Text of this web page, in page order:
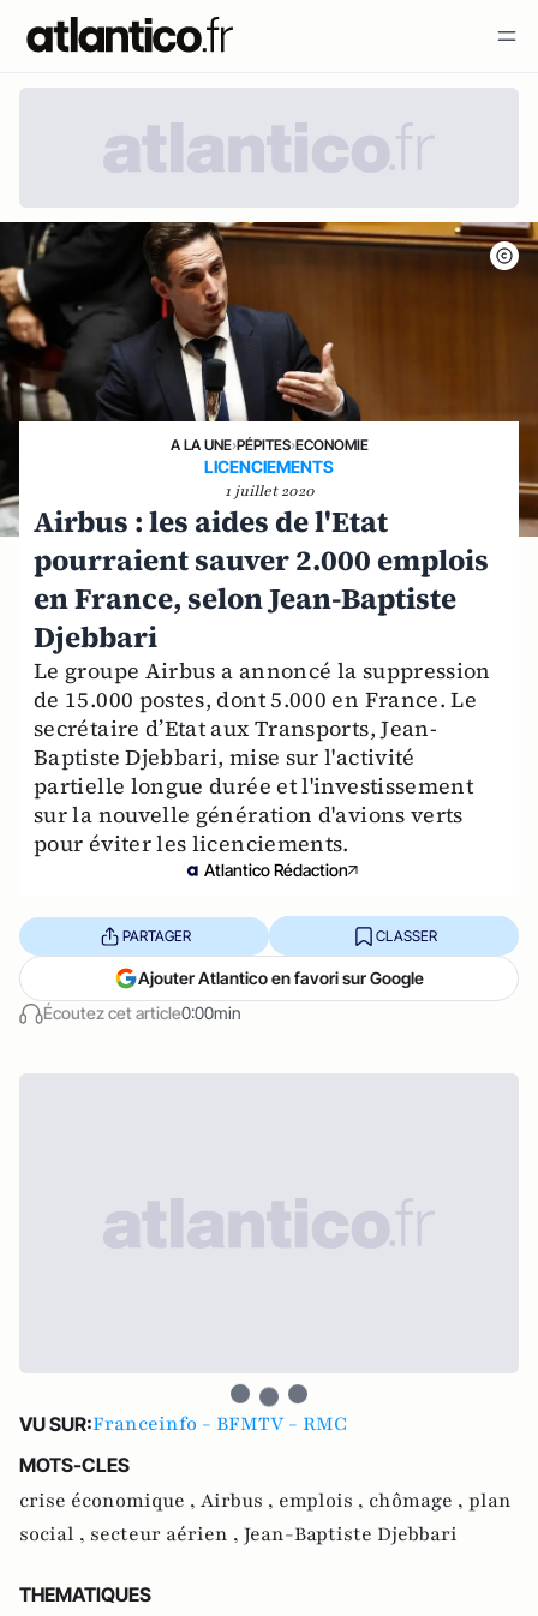
A LA UNE›PÉPITES›ECONOMIE
LICENCIEMENTS
1 juillet 2020
Airbus : les aides de l'Etat
pourraient sauver 2.000 emplois
en France, selon Jean-Baptiste
Djebbari
Le groupe Airbus a annoncé la suppression
de 15.000 postes, dont 5.000 en France. Le
secrétaire d’Etat aux Transports, Jean-
Baptiste Djebbari, mise sur l'activité
partielle longue durée et l'investissement
sur la nouvelle génération d'avions verts
pour éviter les licenciements.
Atlantico Rédaction
Écoutez cet article0:00min
PARTAGER CLASSER
Ajouter Atlantico en favori sur Google
VU SUR:Franceinfo - BFMTV - RMC
MOTS-CLES
crise économique , Airbus , emplois , chômage , plan
social , secteur aérien , Jean-Baptiste Djebbari
THEMATIQUES